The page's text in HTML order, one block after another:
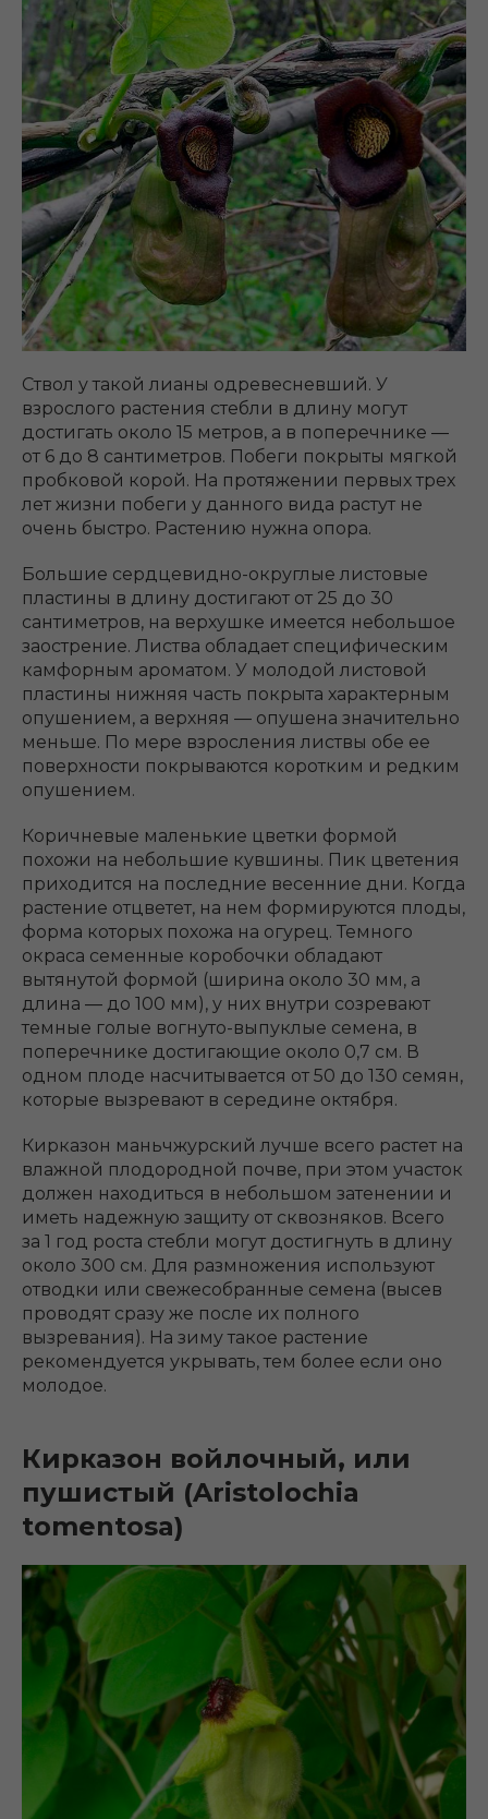
Ствол у такой лианы одревесневший. У
взрослого растения стебли в длину могут
достигать около 15 метров, а в поперечнике ―
от 6 до 8 сантиметров. Побеги покрыты мягкой
пробковой корой. На протяжении первых трех
лет жизни побеги у данного вида растут не
очень быстро. Растению нужна опора.
Большие сердцевидно-округлые листовые
пластины в длину достигают от 25 до 30
сантиметров, на верхушке имеется небольшое
заострение. Листва обладает специфическим
камфорным ароматом. У молодой листовой
пластины нижняя часть покрыта характерным
опушением, а верхняя ― опушена значительно
меньше. По мере взросления листвы обе ее
поверхности покрываются коротким и редким
опушением.
Коричневые маленькие цветки формой
похожи на небольшие кувшины. Пик цветения
приходится на последние весенние дни. Когда
растение отцветет, на нем формируются плоды,
форма которых похожа на огурец. Темного
окраса семенные коробочки обладают
вытянутой формой (ширина около 30 мм, а
длина ― до 100 мм), у них внутри созревают
темные голые вогнуто-выпуклые семена, в
поперечнике достигающие около 0,7 см. В
одном плоде насчитывается от 50 до 130 семян,
которые вызревают в середине октября.
Кирказон маньчжурский лучше всего растет на
влажной плодородной почве, при этом участок
должен находиться в небольшом затенении и
иметь надежную защиту от сквозняков. Всего
за 1 год роста стебли могут достигнуть в длину
около 300 см. Для размножения используют
отводки или свежесобранные семена (высев
проводят сразу же после их полного
вызревания). На зиму такое растение
рекомендуется укрывать, тем более если оно
молодое.
Кирказон войлочный, или
пушистый (Aristolochia
tomentosa)